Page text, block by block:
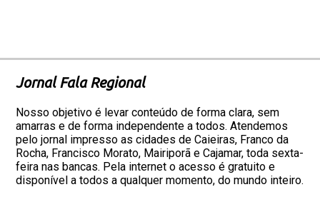
Jornal Fala Regional
Nosso objetivo é levar conteúdo de forma clara, sem
amarras e de forma independente a todos. Atendemos
pelo jornal impresso as cidades de Caieiras, Franco da
Rocha, Francisco Morato, Mairiporã e Cajamar, toda sexta-
feira nas bancas. Pela internet o acesso é gratuito e
disponível a todos a qualquer momento, do mundo inteiro.